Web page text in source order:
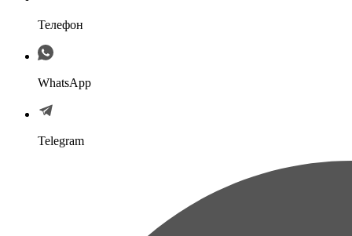
Телефон
WhatsApp
Telegram